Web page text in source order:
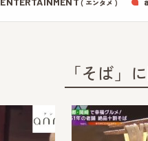
( エンタメ )
「そば」